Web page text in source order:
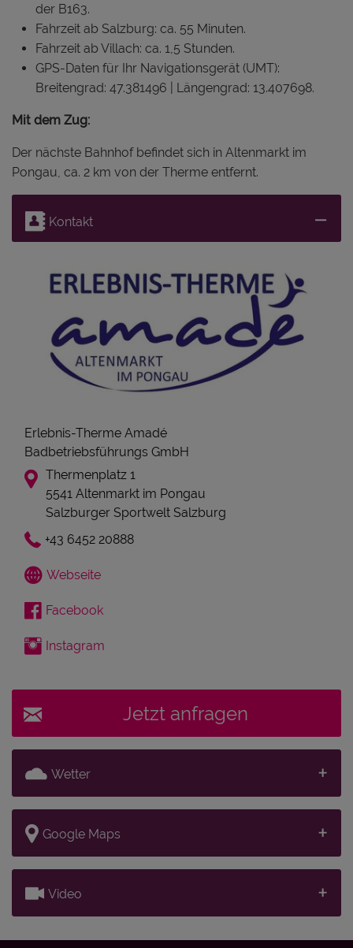
der B163.
Fahrzeit ab Salzburg: ca. 55 Minuten.
Fahrzeit ab Villach: ca. 1,5 Stunden.
GPS-Daten für Ihr Navigationsgerät (UMT):
Breitengrad: 47.381496 | Längengrad: 13.407698.
Mit dem Zug:
Der nächste Bahnhof befindet sich in Altenmarkt im
Pongau, ca. 2 km von der Therme entfernt.
Kontakt
Erlebnis-Therme Amadé
Badbetriebsführungs GmbH
Thermenplatz 1
5541 Altenmarkt im Pongau
Salzburger Sportwelt Salzburg
+43 6452 20888
Webseite
Facebook
Instagram
Jetzt anfragen
Wetter
Google Maps
Video